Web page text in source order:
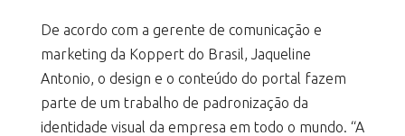
De acordo com a gerente de comunicação e
marketing da Koppert do Brasil, Jaqueline
Antonio, o design e o conteúdo do portal fazem
parte de um trabalho de padronização da
identidade visual da empresa em todo o mundo. “A